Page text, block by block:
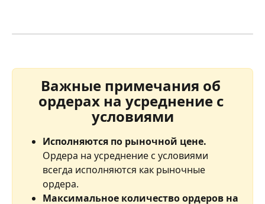
Важные примечания об
ордерах на усреднение с
условиями
Исполняются по рыночной цене.
Ордера на усреднение с условиями
всегда исполняются как рыночные
ордера.
Максимальное количество ордеров на